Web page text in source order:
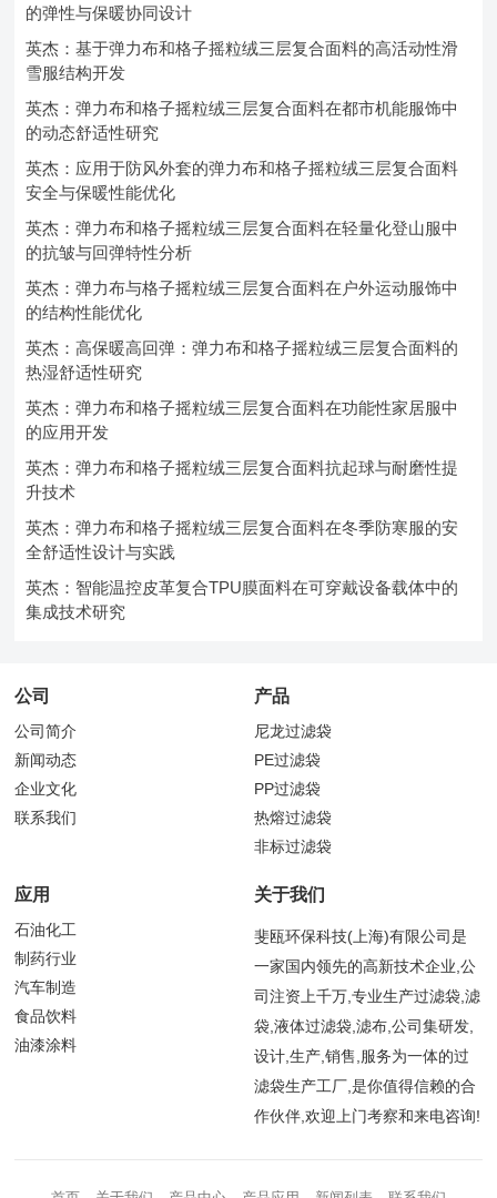
的弹性与保暖协同设计
英杰：基于弹力布和格子摇粒绒三层复合面料的高活动性滑
雪服结构开发
英杰：弹力布和格子摇粒绒三层复合面料在都市机能服饰中
的动态舒适性研究
英杰：应用于防风外套的弹力布和格子摇粒绒三层复合面料
安全与保暖性能优化
英杰：弹力布和格子摇粒绒三层复合面料在轻量化登山服中
的抗皱与回弹特性分析
英杰：弹力布与格子摇粒绒三层复合面料在户外运动服饰中
的结构性能优化
英杰：高保暖高回弹：弹力布和格子摇粒绒三层复合面料的
热湿舒适性研究
英杰：弹力布和格子摇粒绒三层复合面料在功能性家居服中
的应用开发
英杰：弹力布和格子摇粒绒三层复合面料抗起球与耐磨性提
升技术
英杰：弹力布和格子摇粒绒三层复合面料在冬季防寒服的安
全舒适性设计与实践
英杰：智能温控皮革复合TPU膜面料在可穿戴设备载体中的
集成技术研究
公司
公司简介
新闻动态
企业文化
联系我们
产品
尼龙过滤袋
PE过滤袋
PP过滤袋
热熔过滤袋
非标过滤袋
应用
石油化工
制药行业
汽车制造
食品饮料
油漆涂料
关于我们
斐瓯环保科技(上海)有限公司是
一家国内领先的高新技术企业,公
司注资上千万,专业生产过滤袋,滤
袋,液体过滤袋,滤布,公司集研发,
设计,生产,销售,服务为一体的过
滤袋生产工厂,是你值得信赖的合
作伙伴,欢迎上门考察和来电咨询!